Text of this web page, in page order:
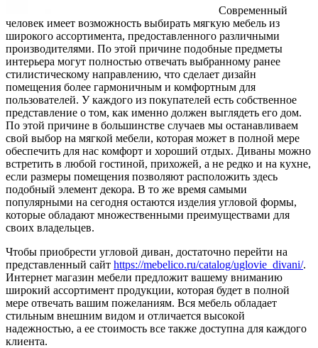
Современный
человек имеет возможность выбирать мягкую мебель из
широкого ассортимента, предоставленного различными
производителями. По этой причине подобные предметы
интерьера могут полностью отвечать выбранному ранее
стилистическому направлению, что сделает дизайн
помещения более гармоничным и комфортным для
пользователей. У каждого из покупателей есть собственное
представление о том, как именно должен выглядеть его дом.
По этой причине в большинстве случаев мы останавливаем
свой выбор на мягкой мебели, которая может в полной мере
обеспечить для нас комфорт и хороший отдых. Диваны можно
встретить в любой гостиной, прихожей, а не редко и на кухне,
если размеры помещения позволяют расположить здесь
подобный элемент декора. В то же время самыми
популярными на сегодня остаются изделия угловой формы,
которые обладают множественными преимуществами для
своих владельцев.
Чтобы приобрести угловой диван, достаточно перейти на
представленный сайт https://mebelico.ru/catalog/uglovie_divani/.
Интернет магазин мебели предложит вашему вниманию
широкий ассортимент продукции, которая будет в полной
мере отвечать вашим пожеланиям. Вся мебель обладает
стильным внешним видом и отличается высокой
надежностью, а ее стоимость все также доступна для каждого
клиента.